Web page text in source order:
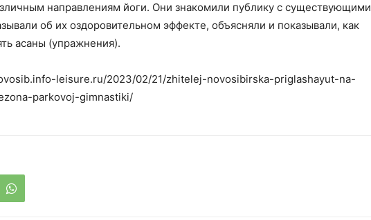
направлениям йоги. Они знакомили публику с существующими
об их оздоровительном эффекте, объясняли и показывали, как
асаны (упражнения).
leisure.ru/2023/02/21/zhitelej-novosibirska-priglashayut-na-
parkovoj-gimnastiki/